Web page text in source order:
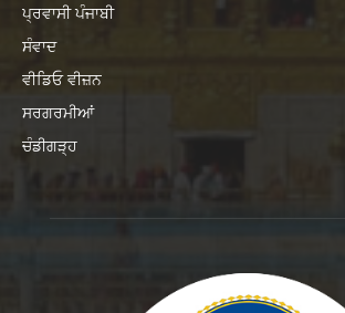
ਪ੍ਰਵਾਸੀ ਪੰਜਾਬੀ
ਸੰਵਾਦ
ਵੀਡਿਓ ਵੀਜ਼ਨ
ਸਰਗਰਮੀਆਂ
ਚੰਡੀਗੜ੍ਹ